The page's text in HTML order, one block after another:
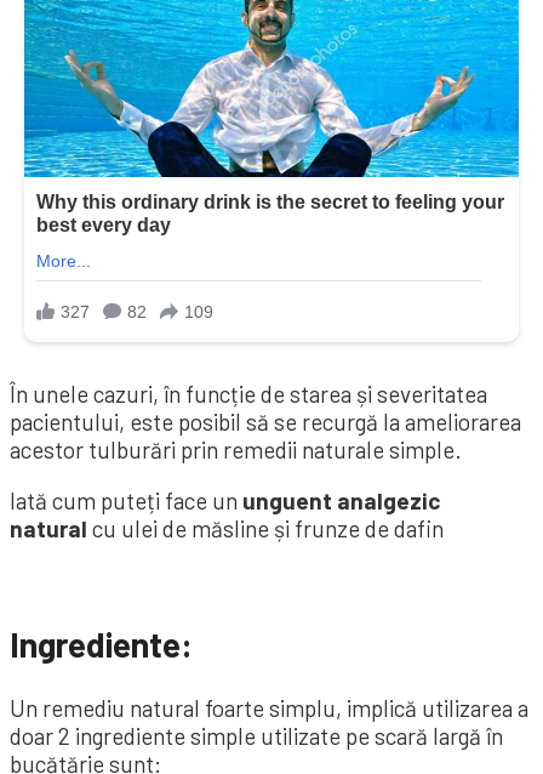
În unele cazuri, în funcție de starea și severitatea
pacientului, este posibil să se recurgă la ameliorarea
acestor tulburări prin remedii naturale simple.
Iată cum puteți face un unguent analgezic
natural cu ulei de măsline și frunze de dafin
Ingrediente:
Un remediu natural foarte simplu, implică utilizarea a
doar 2 ingrediente simple utilizate pe scară largă în
bucătărie sunt: